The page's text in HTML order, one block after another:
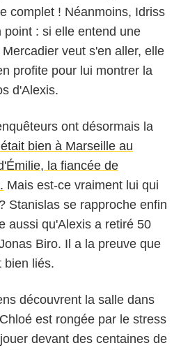
complet ! Néanmoins, Idriss
: si elle entend une
veut s'en aller, elle
profite pour lui montrer la
d'Alexis.
ont désormais la
bien à Marseille au
la fiancée de
Mais est-ce vraiment lui qui
Stanislas se rapproche enfin
aussi qu'Alexis a retiré 50
Biro. Il a la preuve que
bien liés.
découvrent la salle dans
est rongée par le stress
devant des centaines de